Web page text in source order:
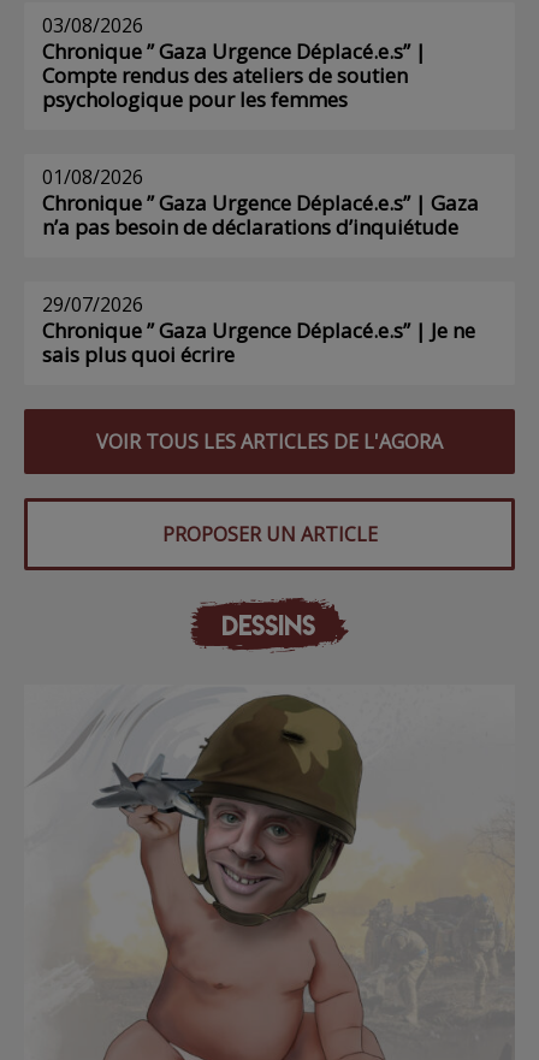
03/08/2026
Chronique ” Gaza Urgence Déplacé.e.s” |
Compte rendus des ateliers de soutien
psychologique pour les femmes
01/08/2026
Chronique ” Gaza Urgence Déplacé.e.s” | Gaza
n’a pas besoin de déclarations d’inquiétude
29/07/2026
Chronique ” Gaza Urgence Déplacé.e.s” | Je ne
sais plus quoi écrire
VOIR TOUS LES ARTICLES DE L'AGORA
PROPOSER UN ARTICLE
DESSINS